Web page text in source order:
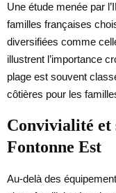
Une étude menée par
familles françaises
diversifiées comme
illustrent l’importance
plage est souvent
côtières pour les
Convivialité et
Fontonne Est
Au-delà des